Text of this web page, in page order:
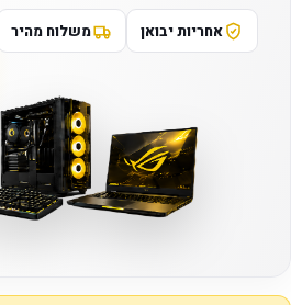
אחריות יבואן משלוח מהיר